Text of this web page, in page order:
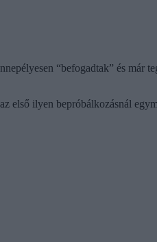
“befogadtak” és már
első ilyen bepróbálkozásnál